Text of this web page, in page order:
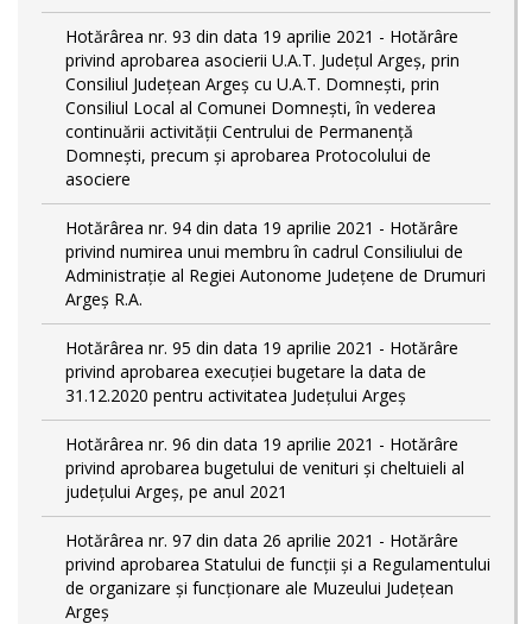
Hotărârea nr. 93 din data 19 aprilie 2021 - Hotărâre
privind aprobarea asocierii U.A.T. Județul Argeș, prin
Consiliul Județean Argeș cu U.A.T. Domnești, prin
Consiliul Local al Comunei Domnești, în vederea
continuării activității Centrului de Permanență
Domnești, precum și aprobarea Protocolului de
asociere
Hotărârea nr. 94 din data 19 aprilie 2021 - Hotărâre
privind numirea unui membru în cadrul Consiliului de
Administrație al Regiei Autonome Județene de Drumuri
Argeș R.A.
Hotărârea nr. 95 din data 19 aprilie 2021 - Hotărâre
privind aprobarea execuției bugetare la data de
31.12.2020 pentru activitatea Județului Argeș
Hotărârea nr. 96 din data 19 aprilie 2021 - Hotărâre
privind aprobarea bugetului de venituri și cheltuieli al
județului Argeș, pe anul 2021
Hotărârea nr. 97 din data 26 aprilie 2021 - Hotărâre
privind aprobarea Statului de funcții și a Regulamentului
de organizare și funcționare ale Muzeului Județean
Argeș